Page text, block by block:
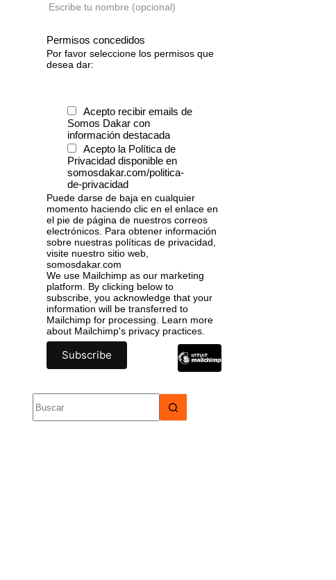
Escribe tu nombre (opcional)
Permisos concedidos
Por favor seleccione los permisos que
desea dar:
Acepto recibir emails de
Somos Dakar con
información destacada
Acepto la Política de
Privacidad disponible en
somosdakar.com/politica-
de-privacidad
Puede darse de baja en cualquier
momento haciendo clic en el enlace en
el pie de página de nuestros correos
electrónicos. Para obtener información
sobre nuestras políticas de privacidad,
visite nuestro sitio web,
somosdakar.com
We use Mailchimp as our marketing
platform. By clicking below to
subscribe, you acknowledge that your
information will be transferred to
Mailchimp for processing. Learn more
about Mailchimp's privacy practices.